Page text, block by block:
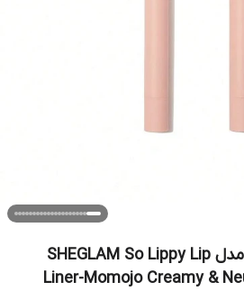
خط لب شیگلم (اصل) مدل SHEGLAM So Lippy Lip
Liner-Momojo Creamy &